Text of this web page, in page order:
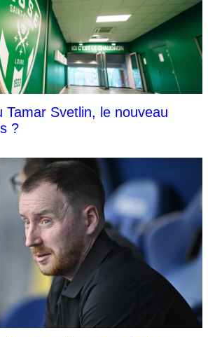
Tamar Svetlin, le nouveau
?